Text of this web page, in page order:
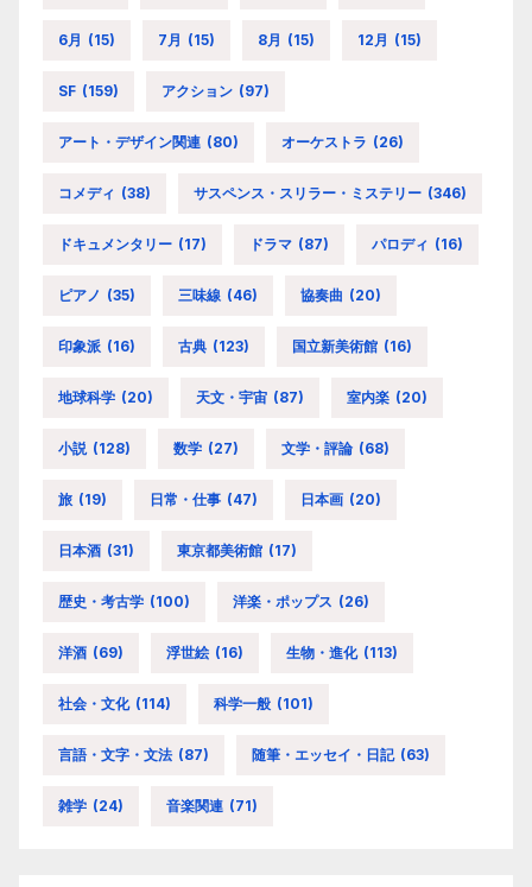
6月 (15) 7月 (15) 8月 (15) 12月 (15)
SF (159) アクション (97)
アート・デザイン関連 (80) オーケストラ (26)
コメディ (38) サスペンス・スリラー・ミステリー (346)
ドキュメンタリー (17) ドラマ (87) パロディ (16)
ピアノ (35) 三味線 (46) 協奏曲 (20)
印象派 (16) 古典 (123) 国立新美術館 (16)
地球科学 (20) 天文・宇宙 (87) 室内楽 (20)
小説 (128) 数学 (27) 文学・評論 (68)
旅 (19) 日常・仕事 (47) 日本画 (20)
日本酒 (31) 東京都美術館 (17)
歴史・考古学 (100) 洋楽・ポップス (26)
洋酒 (69) 浮世絵 (16) 生物・進化 (113)
社会・文化 (114) 科学一般 (101)
言語・文字・文法 (87) 随筆・エッセイ・日記 (63)
雑学 (24) 音楽関連 (71)